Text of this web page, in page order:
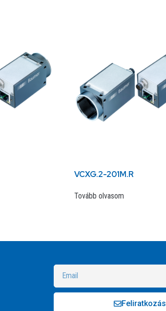
VCXG.2-201M.R
Tovább olvasom
Feliratkozás